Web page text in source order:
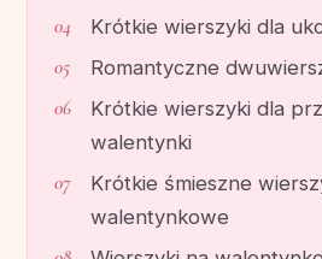
Krótkie wierszyki dla
Romantyczne
Krótkie wierszyki dla
walentynki
Krótkie śmieszne
walentynkowe